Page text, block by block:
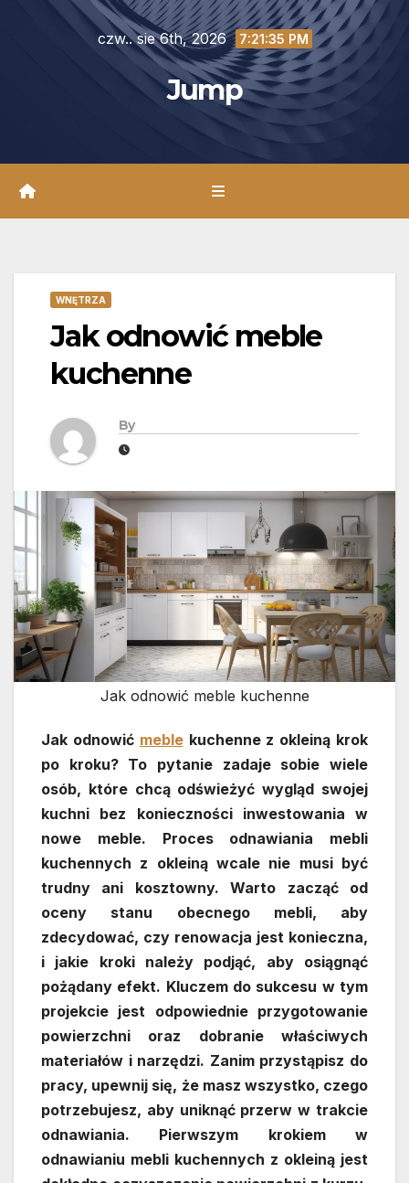
czw.. sie 6th, 2026 7:21:36 PM
Jump
WNĘTRZA
Jak odnowić meble
kuchenne
By
Jak odnowić meble kuchenne
Jak odnowić meblekuchenne z okleiną krok
po kroku? To pytanie zadaje sobie wiele
osób, które chcą odświeżyć wygląd swojej
kuchni bez konieczności inwestowania w
nowe meble. Proces odnawiania mebli
kuchennych z okleiną wcale nie musi być
trudny ani kosztowny. Warto zacząć od
oceny stanu obecnego mebli, aby
zdecydować, czy renowacja jest konieczna,
i jakie kroki należy podjąć, aby osiągnąć
pożądany efekt. Kluczem do sukcesu w tym
projekcie jest odpowiednie przygotowanie
powierzchni oraz dobranie właściwych
materiałów i narzędzi. Zanim przystąpisz do
pracy, upewnij się, że masz wszystko, czego
potrzebujesz, aby uniknąć przerw w trakcie
odnawiania. Pierwszym krokiem w
odnawianiu mebli kuchennych z okleiną jest